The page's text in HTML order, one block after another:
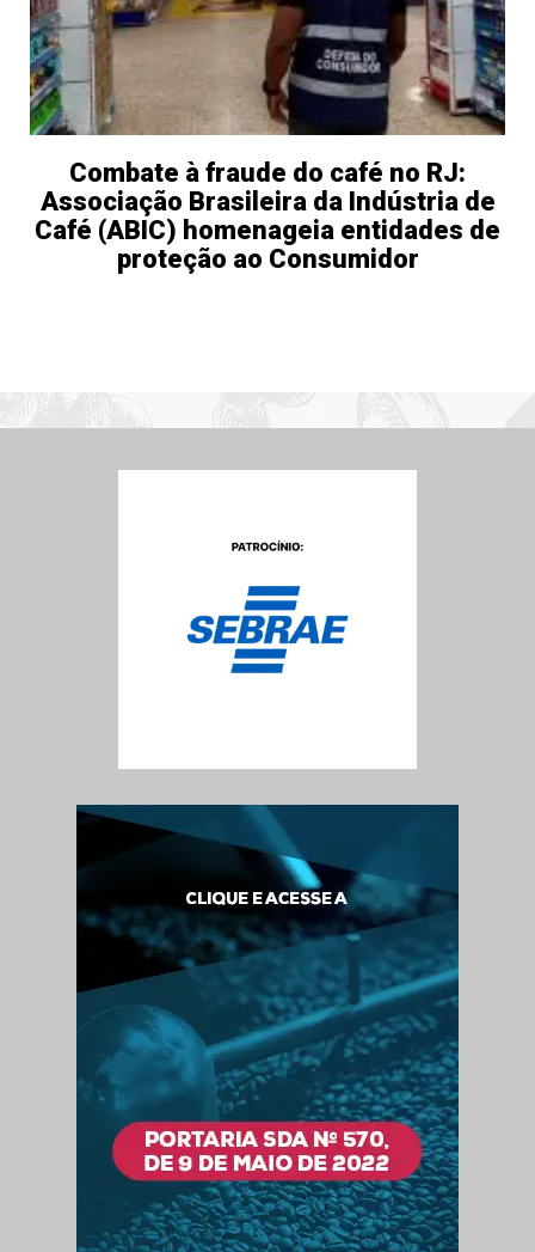
Combate à fraude do café no RJ:
Associação Brasileira da Indústria de
Café (ABIC) homenageia entidades de
proteção ao Consumidor